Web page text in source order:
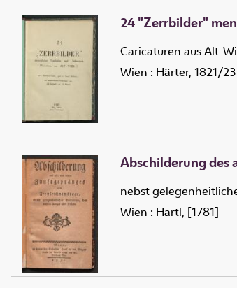
24 "Zerrbilder"
Caricaturen aus Alt-
Wien : Härter, 1821/23
Abschilderung des
nebst
Wien : Hartl, [1781]